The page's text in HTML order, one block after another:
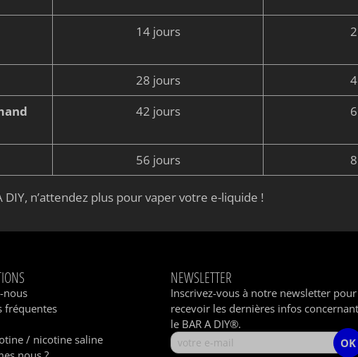
14 jours
28 jours
42 jours
56 jours
DIY, n’attendez plus pour vaper votre e-liquide !
nous
fréquentes
/ nicotine saline
NEWSLETTER
Inscrivez-vous à notre newsletter pour
recevoir les dernières infos concernant
le BAR A DIY®.
OK